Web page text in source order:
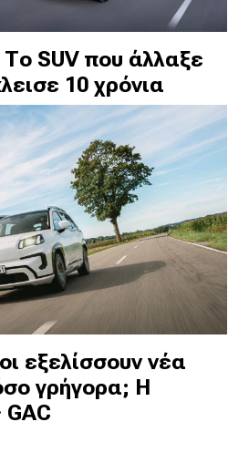
SUV που άλλαξε
10 χρόνια
εξελίσσουν νέα
γρήγορα; Η